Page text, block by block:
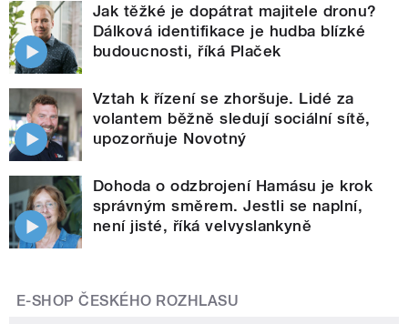
Jak těžké je dopátrat majitele dronu?
Dálková identifikace je hudba blízké
budoucnosti, říká Plaček
Vztah k řízení se zhoršuje. Lidé za
volantem běžně sledují sociální sítě,
upozorňuje Novotný
Dohoda o odzbrojení Hamásu je krok
správným směrem. Jestli se naplní,
není jisté, říká velvyslankyně
E-SHOP ČESKÉHO ROZHLASU